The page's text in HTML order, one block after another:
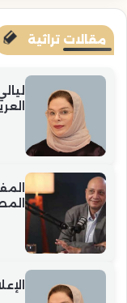
مقالات تراثية